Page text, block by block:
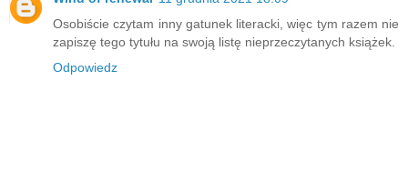
Osobiście czytam inny gatunek literacki, więc tym razem nie
zapiszę tego tytułu na swoją listę nieprzeczytanych książek.
Odpowiedz